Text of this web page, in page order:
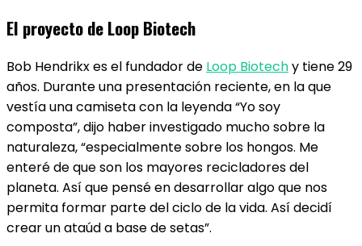
El proyecto de Loop Biotech
Bob Hendrikx es el fundador de Loop Biotechy tiene 29
años. Durante una presentación reciente, en la que
vestía una camiseta con la leyenda “Yo soy
composta”, dijo haber investigado mucho sobre la
naturaleza, “especialmente sobre los hongos. Me
enteré de que son los mayores recicladores del
planeta. Así que pensé en desarrollar algo que nos
permita formar parte del ciclo de la vida. Así decidí
crear un ataúd a base de setas”.